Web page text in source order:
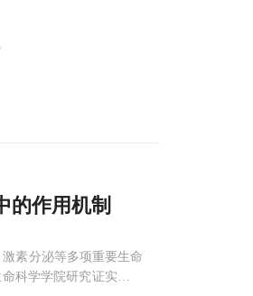
的作用机制
素分泌等多项重要生命
科学学院研究证实高尔